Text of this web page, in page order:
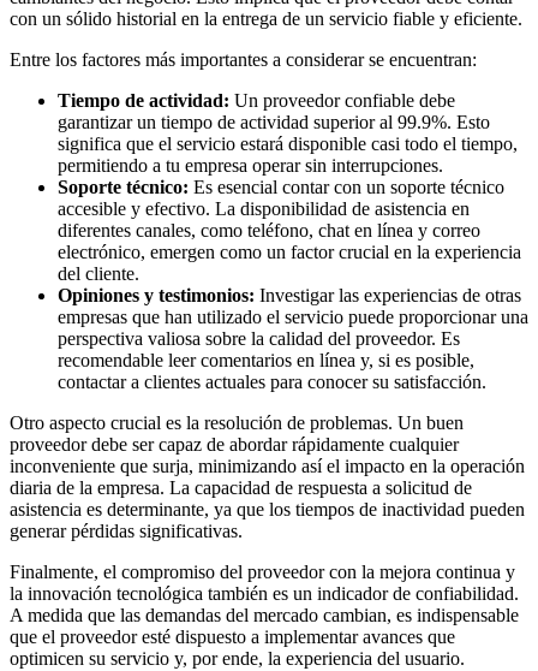
con un sólido historial en la entrega de un servicio fiable y eficiente.
Entre los factores más importantes a considerar se encuentran:
Tiempo de actividad: Un proveedor confiable debe
garantizar un tiempo de actividad superior al 99.9%. Esto
significa que el servicio estará disponible casi todo el tiempo,
permitiendo a tu empresa operar sin interrupciones.
Soporte técnico: Es esencial contar con un soporte técnico
accesible y efectivo. La disponibilidad de asistencia en
diferentes canales, como teléfono, chat en línea y correo
electrónico, emergen como un factor crucial en la experiencia
del cliente.
Opiniones y testimonios: Investigar las experiencias de otras
empresas que han utilizado el servicio puede proporcionar una
perspectiva valiosa sobre la calidad del proveedor. Es
recomendable leer comentarios en línea y, si es posible,
contactar a clientes actuales para conocer su satisfacción.
Otro aspecto crucial es la resolución de problemas. Un buen
proveedor debe ser capaz de abordar rápidamente cualquier
inconveniente que surja, minimizando así el impacto en la operación
diaria de la empresa. La capacidad de respuesta a solicitud de
asistencia es determinante, ya que los tiempos de inactividad pueden
generar pérdidas significativas.
Finalmente, el compromiso del proveedor con la mejora continua y
la innovación tecnológica también es un indicador de confiabilidad.
A medida que las demandas del mercado cambian, es indispensable
que el proveedor esté dispuesto a implementar avances que
optimicen su servicio y, por ende, la experiencia del usuario.